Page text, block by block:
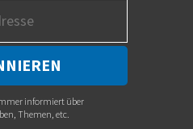
informiert über
Themen, etc.